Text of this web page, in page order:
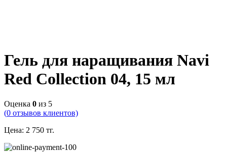
Гель для наращивания Navi
Red Collection 04, 15 мл
Оценка 0 из 5
(0 отзывов клиентов)
Цена: 2 750 тг.